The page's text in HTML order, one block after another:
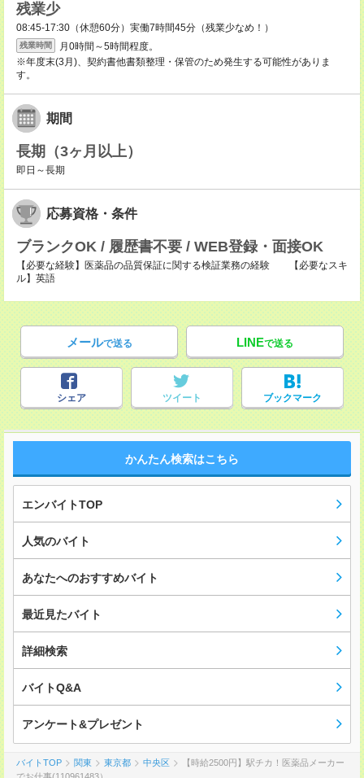
残業少
08:45-17:30（休憩60分）実働7時間45分（残業少なめ！）
残業時間
月0時間～5時間程度。
※年度末(3月)、契約書他書類整理・保管のため発生する可能性がありま
す。
期間
長期（3ヶ月以上）
即日～長期
応募資格・条件
ブランクOK / 履歴書不要 / WEB登録・面接OK
【必要な経験】医薬品の品質保証に関する検証業務の経験 【必要なスキ
ル】英語
メールで送る LINEで送る
シェア ツイート ブックマーク
かんたん検索はこちら
エンバイトTOP
人気のバイト
あなたへのおすすめバイト
最近見たバイト
詳細検索
バイトQ&A
アンケート&プレゼント
バイトTOP 関東 東京都 中央区
【時給2500円】駅チカ！医薬品メーカー